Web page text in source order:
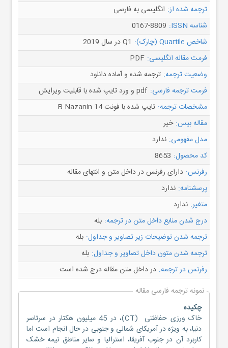
ترجمه شده از: انگلیسی به فارسی
شناسه ISSN:
0167-8809
شاخص Quartile (چارک):
Q1 در سال 2019
فرمت مقاله انگلیسی: PDF
وضعیت ترجمه: ترجمه شده و آماده دانلود
فرمت ترجمه فارسی: pdf و ورد تایپ شده با قابلیت ویرایش
مشخصات ترجمه: تایپ شده با فونت B Nazanin 14
مقاله بیس: خیر
مدل مفهومی: ندارد
کد محصول: 8653
رفرنس: دارای رفرنس در داخل متن و انتهای مقاله
پرسشنامه: ندارد
متغیر: ندارد
درج شدن منابع داخل متن در ترجمه: بله
ترجمه شدن توضیحات زیر تصاویر و جداول: بله
ترجمه شدن متون داخل تصاویر و جداول: بله
رفرنس در ترجمه: در داخل متن مقاله درج شده است
نمونه ترجمه فارسی مقاله
چکیده
خاک ورزی حفاظتی (CT)، در 45 میلیون هکتار در سرتاسر
دنیا، به ویژه در آمریکای شمالی و جنوبی در حال انجام است اما
کاربرد آن در جنوب آفریقا، استرالیا و سایر مناطق نیمه خشک